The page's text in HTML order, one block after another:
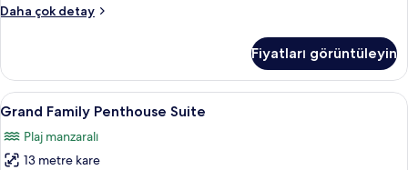
fotoğrafları
Daha çok detay
Designer
+
Children
daha
fazla
Fiyatları görüntüleyin
Grand
Family
Penthouse
Suite
Ücretsiz minibar, odada kasa, masa,
6
Grand Family Penthouse Suite
Plaj manzaralı
13 metre kare